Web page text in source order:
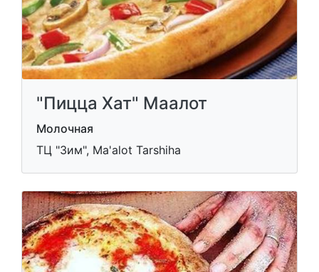
"Пицца Хат" Маалот
Молочная
ТЦ "Зим", Ma'alot Tarshiha